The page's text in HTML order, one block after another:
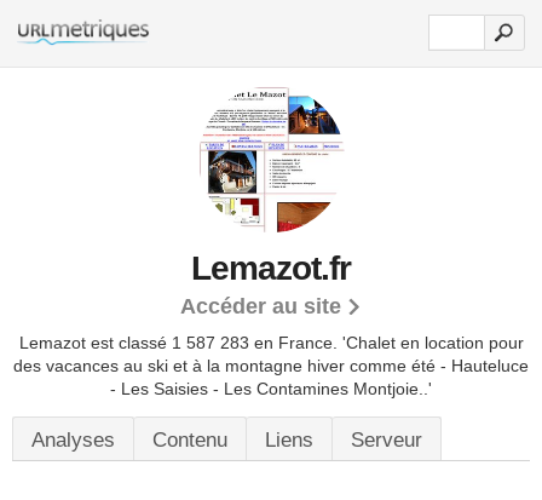
Lemazot.fr
Accéder au site
Lemazot est classé 1 587 283 en France. 'Chalet en location pour
des vacances au ski et à la montagne hiver comme été - Hauteluce
- Les Saisies - Les Contamines Montjoie..'
Analyses Contenu Liens Serveur